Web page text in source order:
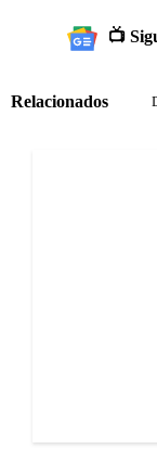
📺
Relacionados